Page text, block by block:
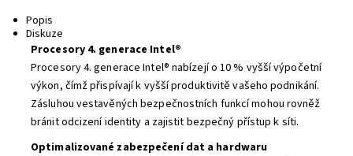
Popis
Diskuze
Procesory 4. generace Intel®
Procesory 4. generace Intel® nabízejí o 10 % vyšší výpočetní
výkon, čímž přispívají k vyšší produktivitě vašeho podnikání.
Zásluhou vestavěných bezpečnostních funkcí mohou rovněž
bránit odcizení identity a zajistit bezpečný přístup k síti.
Optimalizované zabezpečení dat a hardwaru